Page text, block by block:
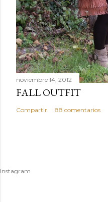
noviembre 14, 2012
FALL OUTFIT
Compartir 88 comentarios
Instagram